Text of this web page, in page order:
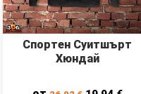
Спортен Суитшърт
Хюндай